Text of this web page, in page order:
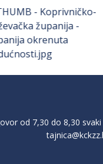
od 7,30 do 8,30